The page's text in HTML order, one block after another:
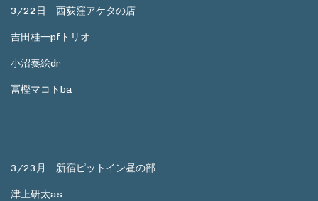
3/22日 西荻窪アケタの店
吉田桂一pfトリオ
小沼奏絵dr
冨樫マコトba
3/23月 新宿ピットイン昼の部
津上研太as